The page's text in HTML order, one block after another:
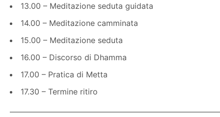
13.00 – Meditazione seduta guidata
14.00 – Meditazione camminata
15.00 – Meditazione seduta
16.00 – Discorso di Dhamma
17.00 – Pratica di Metta
17.30 – Termine ritiro